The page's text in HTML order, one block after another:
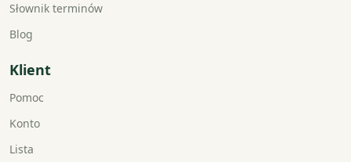
Słownik terminów
Blog
Klient
Pomoc
Konto
Lista